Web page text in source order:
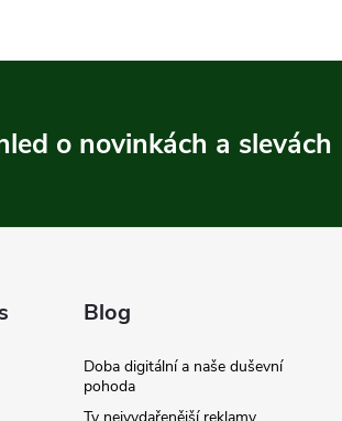
o novinkách a slevách
Blog
Doba digitální a naše duševní
pohoda